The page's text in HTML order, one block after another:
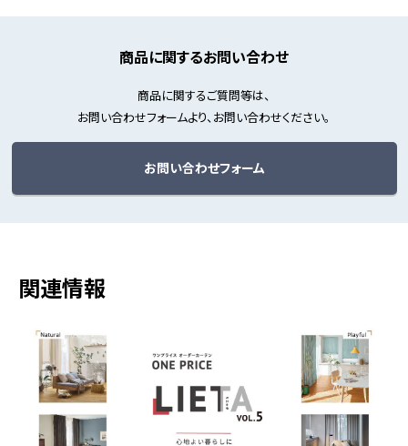
商品に関するお問い合わせ
商品に関するご質問等は、
お問い合わせフォームより、お問い合わせください。
お問い合わせフォーム
関連情報